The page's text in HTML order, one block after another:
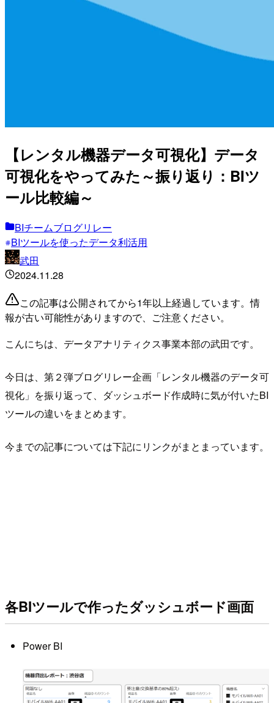
【レンタル機器データ可視化】データ
可視化をやってみた～振り返り：BIツ
ール比較編～
BIチームブログリレー
BIツールを使ったデータ利活用
武田
2024.11.28
この記事は公開されてから1年以上経過しています。情
報が古い可能性がありますので、ご注意ください。
こんにちは、データアナリティクス事業本部の武田です。
今日は、第２弾ブログリレー企画「レンタル機器のデータ可
視化」を振り返って、ダッシュボード作成時に気が付いたBI
ツールの違いをまとめます。
今までの記事については下記にリンクがまとまっています。
各BIツールで作ったダッシュボード画面
Power BI